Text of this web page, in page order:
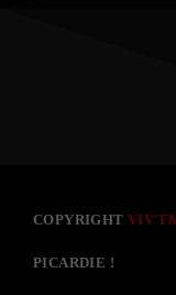
COPYRIGHT
PICARDIE !